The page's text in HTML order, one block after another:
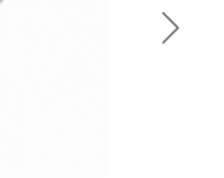
Další